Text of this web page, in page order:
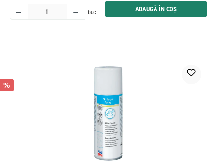
Cantitate produs: Introduceți cantitatea dorită sau utilizați butoanele pentru a mări sau micșora
buc. ADAUGĂ ÎN COȘ
%